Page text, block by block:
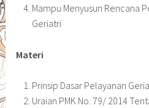
Mampu Menyusun Rencana
Geriatri
Materi
Prinsip Dasar Pelayanan
Uraian PMK No. 79/ 2014